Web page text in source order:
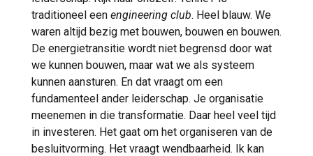
traditioneel een engineering club. Heel blauw. We
waren altijd bezig met bouwen, bouwen en bouwen.
De energietransitie wordt niet begrensd door wat
we kunnen bouwen, maar wat we als systeem
kunnen aansturen. En dat vraagt om een
fundamenteel ander leiderschap. Je organisatie
meenemen in die transformatie. Daar heel veel tijd
in investeren. Het gaat om het organiseren van de
besluitvorming. Het vraagt wendbaarheid. Ik kan